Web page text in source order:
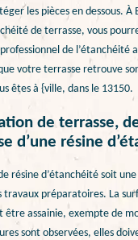
les pièces en dessous. À
de terrasse, vous
de l’étanchéité
votre terrasse retrouve
êtes à {ville, dans le 13150.
de terrasse,
d’une résine
résine d’étanchéité soit
travaux préparatoires. La
être assainie, exempte de
sont observées, elles